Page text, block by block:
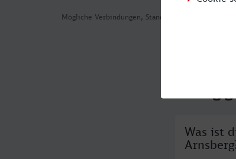
Mögliche Verbindungen, Stand: 2026-08-04 06:02
Was ist